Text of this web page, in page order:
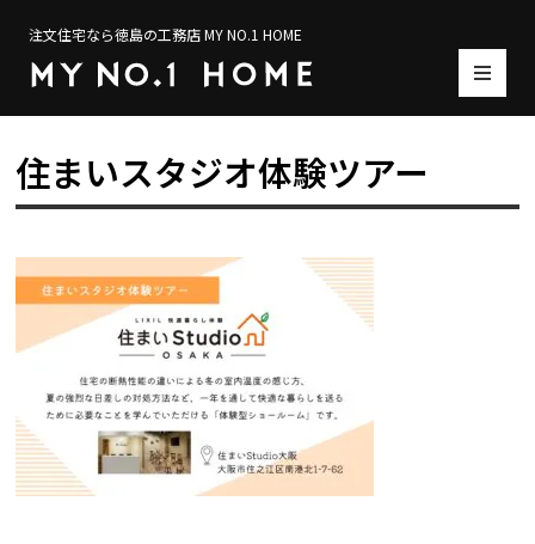
注文住宅なら徳島の工務店 MY NO.1 HOME
住まいスタジオ体験ツアー